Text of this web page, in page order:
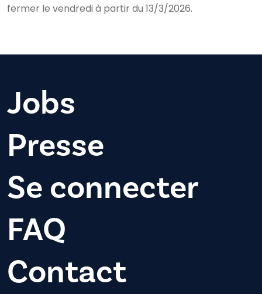
fermer le vendredi à partir du 13/3/2026.
Jobs
Presse
Se connecter
FAQ
Contact